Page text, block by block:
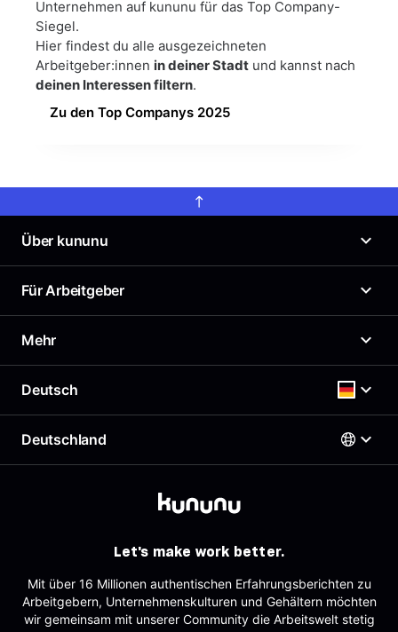
Unternehmen auf kununu für das Top Company-
Siegel.
Hier findest du alle ausgezeichneten
Arbeitgeber:innen in deiner Stadt und kannst nach
deinen Interessen filtern.
Zu den Top Companys 2025
Über kununu
Was ist kununu?
Unser Arbeitgeberprofil
Presse
Karriere
Richtlinien
Für Arbeitgeber
Arbeitgeberportal
Kostenloses Arbeitgeberprofil
Employer Branding Profil
Support für Arbeitgeber
Mehr
Gehaltscheck
AGB
Impressum
Let's make work better.
Mit über 16 Millionen authentischen Erfahrungsberichten zu
Arbeitgebern, Unternehmenskulturen und Gehältern möchten
wir gemeinsam mit unserer Community die Arbeitswelt stetig
Deutsch
Deutsch
Deutschland